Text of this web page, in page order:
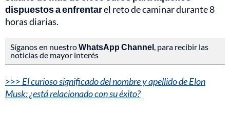
dispuestos a enfrentarel reto de caminar durante 8
horas diarias.
Síganos en nuestroWhatsApp Channel, para recibir las
noticias de mayor interés
>>> El curioso significado del nombre y apellido de Elon
Musk: ¿está relacionado con su éxito?